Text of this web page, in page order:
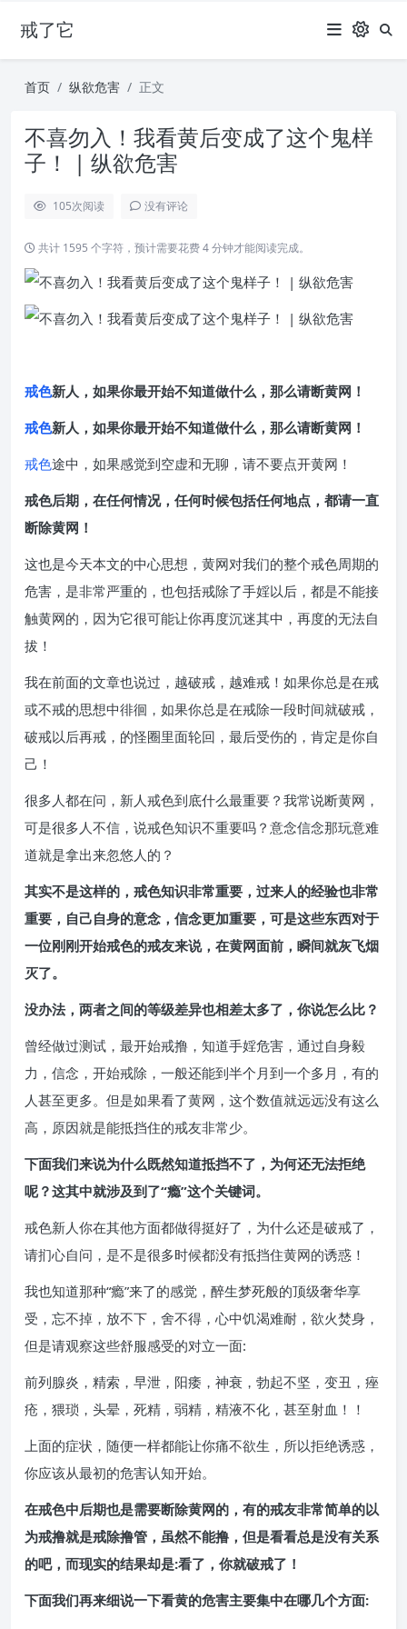
戒了它
首页 纵欲危害 正文
不喜勿入！我看黄后变成了这个鬼样
子！ | 纵欲危害
105次阅读 没有评论
共计 1595 个字符，预计需要花费 4 分钟才能阅读完成。
戒色新人，如果你最开始不知道做什么，那么请断黄网！
戒色新人，如果你最开始不知道做什么，那么请断黄网！
戒色途中，如果感觉到空虚和无聊，请不要点开黄网！
戒色后期，在任何情况，任何时候包括任何地点，都请一直
断除黄网！
这也是今天本文的中心思想，黄网对我们的整个戒色周期的
危害，是非常严重的，也包括戒除了手婬以后，都是不能接
触黄网的，因为它很可能让你再度沉迷其中，再度的无法自
拔！
我在前面的文章也说过，越破戒，越难戒！如果你总是在戒
或不戒的思想中徘徊，如果你总是在戒除一段时间就破戒，
破戒以后再戒，的怪圈里面轮回，最后受伤的，肯定是你自
己！
很多人都在问，新人戒色到底什么最重要？我常说断黄网，
可是很多人不信，说戒色知识不重要吗？意念信念那玩意难
道就是拿出来忽悠人的？
其实不是这样的，戒色知识非常重要，过来人的经验也非常
重要，自己自身的意念，信念更加重要，可是这些东西对于
一位刚刚开始戒色的戒友来说，在黄网面前，瞬间就灰飞烟
灭了。
没办法，两者之间的等级差异也相差太多了，你说怎么比？
曾经做过测试，最开始戒撸，知道手婬危害，通过自身毅
力，信念，开始戒除，一般还能到半个月到一个多月，有的
人甚至更多。但是如果看了黄网，这个数值就远远没有这么
高，原因就是能抵挡住的戒友非常少。
下面我们来说为什么既然知道抵挡不了，为何还无法拒绝
呢？这其中就涉及到了“瘾”这个关键词。
戒色新人你在其他方面都做得挺好了，为什么还是破戒了，
请扪心自问，是不是很多时候都没有抵挡住黄网的诱惑！
我也知道那种“瘾”来了的感觉，醉生梦死般的顶级奢华享
受，忘不掉，放不下，舍不得，心中饥渴难耐，欲火焚身，
但是请观察这些舒服感受的对立一面:
前列腺炎，精索，早泄，阳痿，神衰，勃起不坚，变丑，痤
疮，猥琐，头晕，死精，弱精，精液不化，甚至射血！！
上面的症状，随便一样都能让你痛不欲生，所以拒绝诱惑，
你应该从最初的危害认知开始。
在戒色中后期也是需要断除黄网的，有的戒友非常简单的以
为戒撸就是戒除撸管，虽然不能撸，但是看看总是没有关系
的吧，而现实的结果却是:看了，你就破戒了！
下面我们再来细说一下看黄的危害主要集中在哪几个方面: